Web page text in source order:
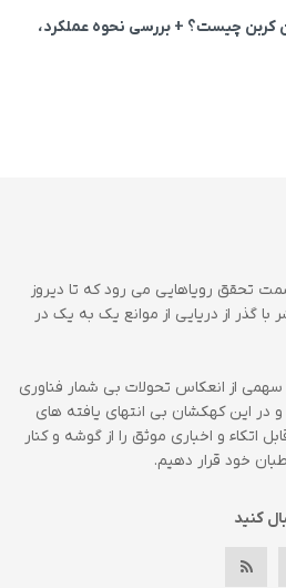
کربن چیست؟ + بررسی نحوه عملکرد،
تحقق رویاهایی می رود که تا دیروز
گذر از دریایی از موانع یک به یک در
از انعکاس تحولات بی شمار فناوری
و در این کهکشان بی انتهای یافته های
اتکاء و اخباری موثق را از گوشه و کنار
خود قرار دهیم.
کنید